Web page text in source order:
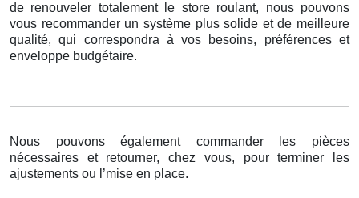
de renouveler totalement le store roulant, nous pouvons
vous recommander un système plus solide et de meilleure
qualité, qui correspondra à vos besoins, préférences et
enveloppe budgétaire.
Nous pouvons également commander les pièces
nécessaires et retourner, chez vous, pour terminer les
ajustements ou l’mise en place.